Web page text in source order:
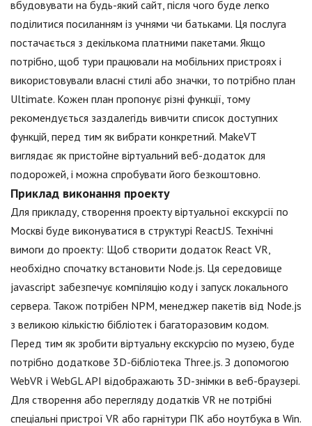
вбудовувати на будь-який сайт, після чого буде легко
поділитися посиланням із учнями чи батьками. Ця послуга
постачається з декількома платними пакетами. Якщо
потрібно, щоб тури працювали на мобільних пристроях і
використовували власні стилі або значки, то потрібно план
Ultimate. Кожен план пропонує різні функції, тому
рекомендується заздалегідь вивчити список доступних
функцій, перед тим як вибрати конкретний. MakeVT
виглядає як пристойне віртуальний веб-додаток для
подорожей, і можна спробувати його безкоштовно.
Приклад виконання проекту
Для прикладу, створення проекту віртуальної екскурсії по
Москві буде виконуватися в структурі ReactJS. Технічні
вимоги до проекту: Щоб створити додаток React VR,
необхідно спочатку встановити Node.js. Ця середовище
jаvascript забезпечує компіляцію коду і запуск локального
сервера. Також потрібен NPM, менеджер пакетів від Node.js
з великою кількістю бібліотек і багаторазовим кодом.
Перед тим як зробити віртуальну екскурсію по музею, буде
потрібно додаткове 3D-бібліотека Three.js. З допомогою
WebVR і WebGL API відображають 3D-знімки в веб-браузері.
Для створення або перегляду додатків VR не потрібні
спеціальні пристрої VR або гарнітури ПК або ноутбука в Win.